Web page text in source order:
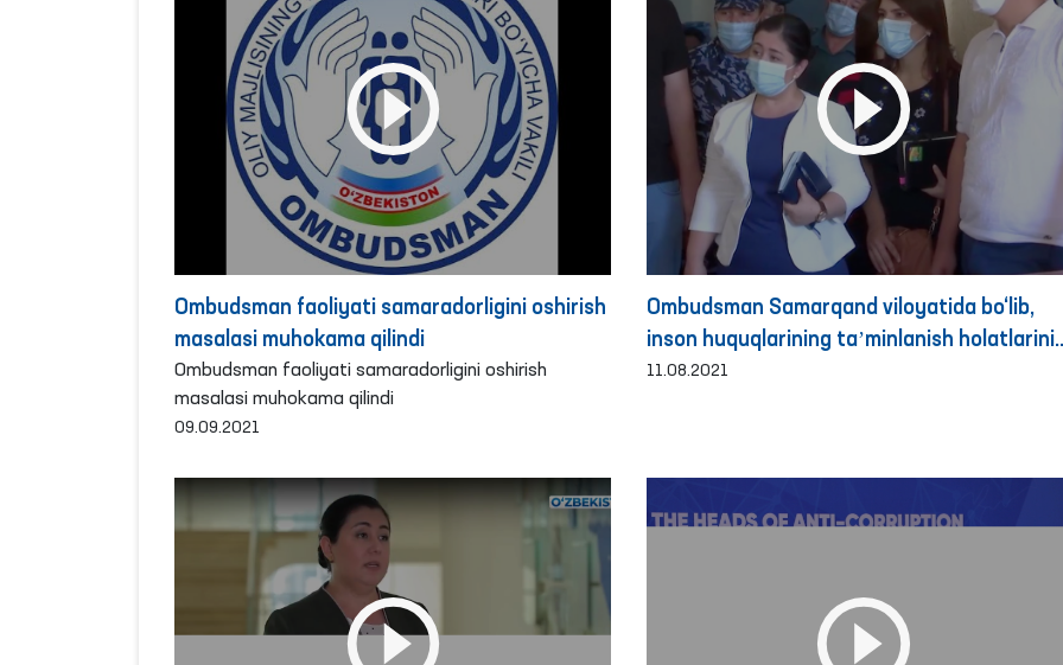
Ombudsman faoliyati samaradorligini oshirish
masalasi muhokama qilindi
Ombudsman faoliyati samaradorligini oshirish
masalasi muhokama qilindi
09.09.2021
Ombudsman Samarqand viloyatida bo‘lib,
inson huquqlarining taʼminlanish holatlarini
o‘rgandi
11.08.2021